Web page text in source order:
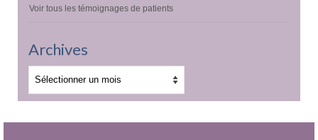
Voir tous les témoignages de patients
Archives